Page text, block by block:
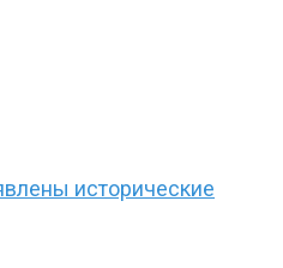
исторические